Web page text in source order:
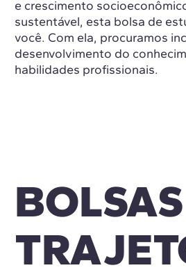
e crescimento
sustentável, esta bolsa de
você. Com ela, procuramos
desenvolvimento do
habilidades profissionais.